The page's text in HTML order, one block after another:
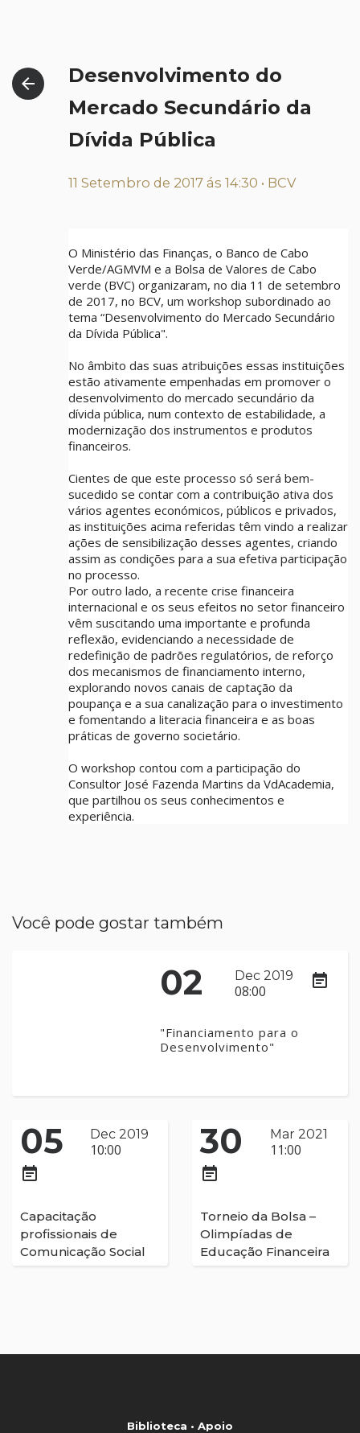
arrow_back
Desenvolvimento do
Mercado Secundário da
Dívida Pública
11 Setembro de 2017 ás 14:30 • BCV
O Ministério das Finanças, o Banco de Cabo
Verde/AGMVM e a Bolsa de Valores de Cabo
verde (BVC) organizaram, no dia 11 de setembro
de 2017, no BCV, um workshop subordinado ao
tema “Desenvolvimento do Mercado Secundário
da Dívida Pública".
No âmbito das suas atribuições essas instituições
estão ativamente empenhadas em promover o
desenvolvimento do mercado secundário da
dívida pública, num contexto de estabilidade, a
modernização dos instrumentos e produtos
financeiros.
Cientes de que este processo só será bem-
sucedido se contar com a contribuição ativa dos
vários agentes económicos, públicos e privados,
as instituições acima referidas têm vindo a realizar
ações de sensibilização desses agentes, criando
assim as condições para a sua efetiva participação
no processo.
Por outro lado, a recente crise financeira
internacional e os seus efeitos no setor financeiro
vêm suscitando uma importante e profunda
reflexão, evidenciando a necessidade de
redefinição de padrões regulatórios, de reforço
dos mecanismos de financiamento interno,
explorando novos canais de captação da
poupança e a sua canalização para o investimento
e fomentando a literacia financeira e as boas
práticas de governo societário.
O workshop contou com a participação do
Consultor José Fazenda Martins da VdAcademia,
que partilhou os seus conhecimentos e
experiência.
Você pode gostar também
02 Dec 2019
08:00
event_note
"Financiamento para o
Desenvolvimento"
05 Dec 2019
10:00
event_note
Capacitação
profissionais de
Comunicação Social
30 Mar 2021
11:00
event_note
Torneio da Bolsa –
Olimpíadas de
Educação Financeira
Biblioteca • Apoio